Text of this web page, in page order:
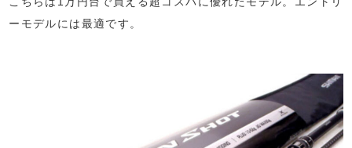
ーモデルには最適です。